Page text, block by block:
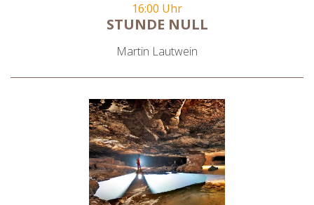
16:00 Uhr
STUNDE NULL
Martin Lautwein